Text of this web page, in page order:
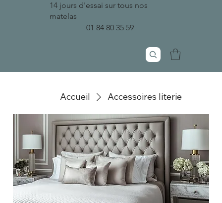
14 jours d'essai sur tous nos
matelas
01 84 80 35 59
Accueil Accessoires literie